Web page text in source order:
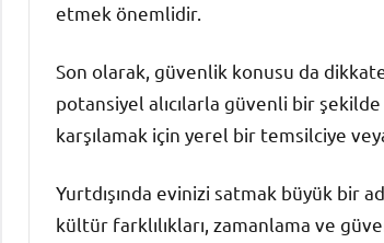
etmek önemlidir.
Son olarak, güvenlik konusu da
potansiyel alıcılarla güvenli bir
karşılamak için yerel bir temsilciye
Yurtdışında evinizi satmak büyük bir
kültür farklılıkları, zamanlama ve